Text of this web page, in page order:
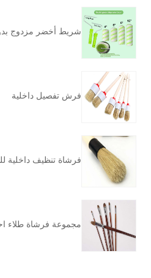
شريط أخضر مزدوج
فرش تفصيل داخلية
فرشاة تنظيف داخلية
مجموعة فرشاة طلاء